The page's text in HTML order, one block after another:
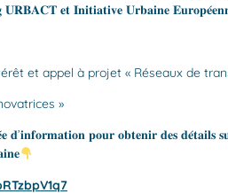
𝐔𝐑𝐁𝐀𝐂𝐓 𝐞𝐭 𝐈𝐧𝐢𝐭𝐢𝐚𝐭𝐢𝐯𝐞 𝐔𝐫𝐛𝐚𝐢𝐧𝐞
et appel à projet « Réseaux de
»
𝐝’𝐢𝐧𝐟𝐨𝐫𝐦𝐚𝐭𝐢𝐨𝐧 𝐩𝐨𝐮𝐫 𝐨𝐛𝐭𝐞𝐧𝐢𝐫 𝐝𝐞𝐬 𝐝𝐞́𝐭𝐚𝐢𝐥𝐬